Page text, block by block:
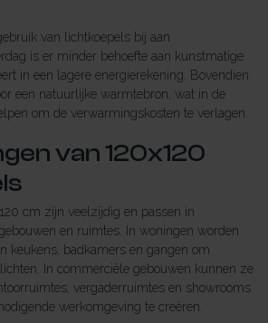
van lichtkoepels bij aan
is er minder behoefte aan kunstmatige
in een lagere energierekening. Bovendien
een natuurlijke warmtebron, wat in de
om de verwarmingskosten te verlagen.
van 120x120
cm zijn veelzijdig en passen in
en ruimtes. In woningen worden
keukens, badkamers en gangen om
In commerciële gebouwen kunnen ze
vergaderruimtes en showrooms
werkomgeving te creëren.